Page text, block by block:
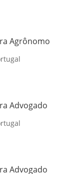
Agrônomo
Advogado
Advogado